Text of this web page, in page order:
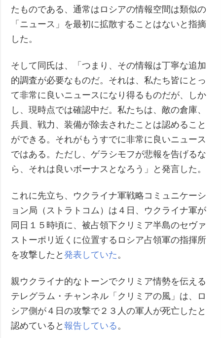
たものである、通常はロシアの情報空間は類似の
「ニュース」を最初に拡散することはないと指摘
した。
そして同氏は、「つまり、その情報は丁寧な追加
的調査が必要なものだ。それは、私たち皆にとっ
て非常に良いニュースになり得るものだが、しか
し、現時点では確認中だ。私たちは、敵の倉庫、
兵員、戦力、装備が除去されたことは認めること
ができる。それがもうすでに非常に良いニュース
ではある。ただし、ゲラシモフが悲報を告げるな
ら、それは良いボーナスとなろう」と発言した。
これに先立ち、ウクライナ軍戦略コミュニケーシ
ョン局（ストラトコム）は４日、ウクライナ軍が
同日１５時頃に、被占領下クリミア半島のセヴァ
ストーポリ近くに位置するロシア占領軍の指揮所
を攻撃したと発表していた 。
親ウクライナ的なトーンでクリミア情勢を伝える
テレグラム・チャンネル「クリミアの風」は、ロ
シア側が４日の攻撃で２３人の軍人が死亡したと
認めていると報告している 。